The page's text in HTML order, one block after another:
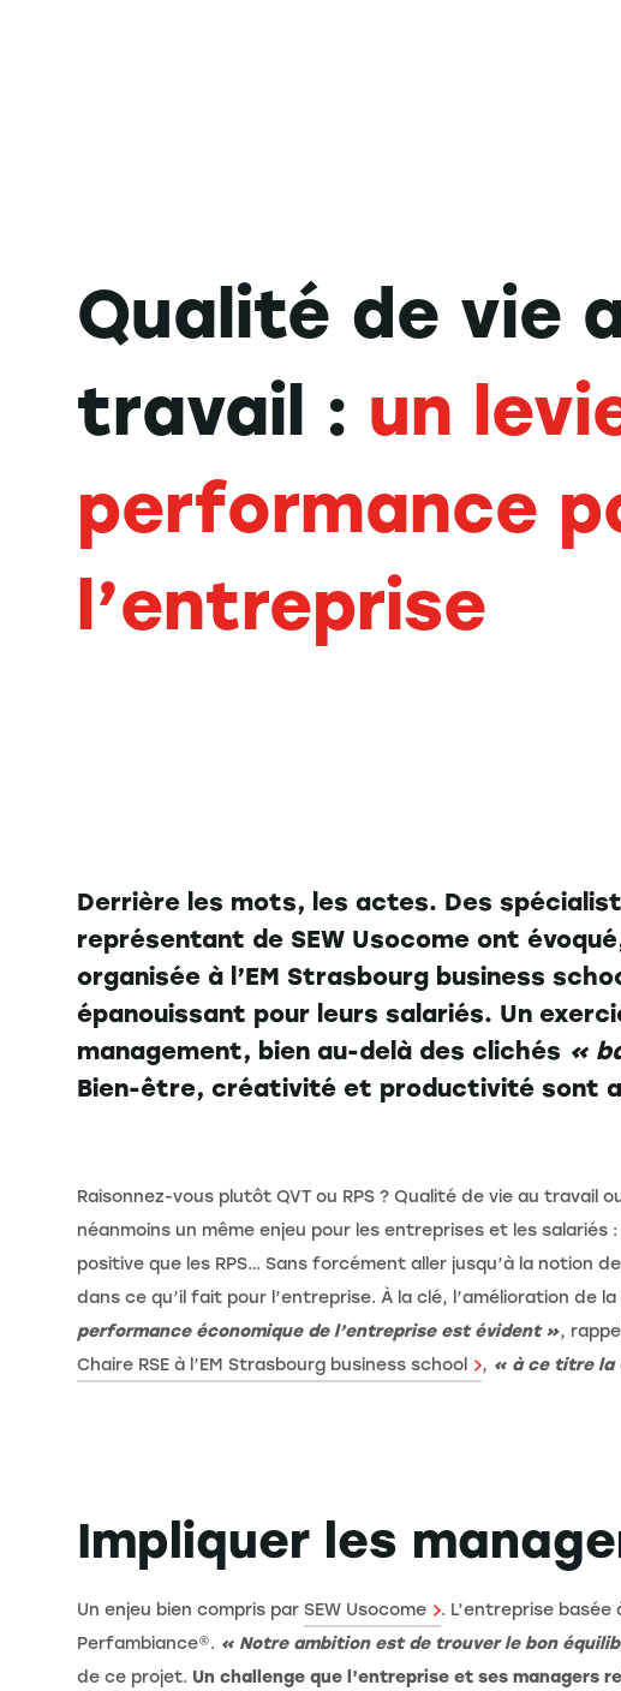
Qualité de vie
travail : un
performance
l’entreprise
Derrière les mots, les actes. Des
représentant de SEW Usocome ont
organisée à l’EM Strasbourg business
épanouissant pour leurs salariés. Un
management, bien au-delà des clichés «
Bien-être, créativité et productivité sont
Raisonnez-vous plutôt QVT ou RPS ? Qualité de vie au
néanmoins un même enjeu pour les entreprises et les
positive que les RPS… Sans forcément aller jusqu’à la notion de
dans ce qu’il fait pour l’entreprise. À la clé, l’amélioration de
performance économique de l’entreprise est évident »,
Chaire RSE à l’EM Strasbourg business school
, « à ce titre la
Impliquer les
Un enjeu bien compris par SEW Usocome
. L’entreprise
Perfambiance®. « Notre ambition est de trouver le bon
de ce projet. Un challenge que l’entreprise et ses managers